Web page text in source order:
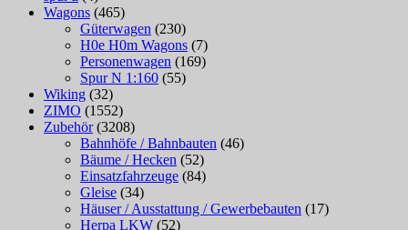
Wagons (465)
Güterwagen (230)
H0e H0m Wagons (7)
Personenwagen (169)
Spur N 1:160 (55)
Wiking (32)
ZIMO (1552)
Zubehör (3208)
Bahnhöfe / Bahnbauten (46)
Bäume / Hecken (52)
Einsatzfahrzeuge (84)
Gleise (34)
Häuser / Ausstattung / Gewerbebauten (17)
Herpa LKW (52)